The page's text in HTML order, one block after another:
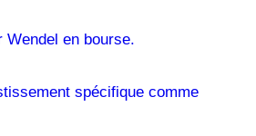
en bourse.
spécifique comme